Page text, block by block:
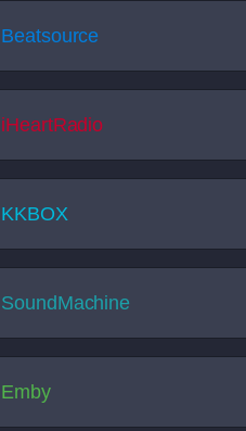
Beatsource
iHeartRadio
KKBOX
SoundMachine
Emby